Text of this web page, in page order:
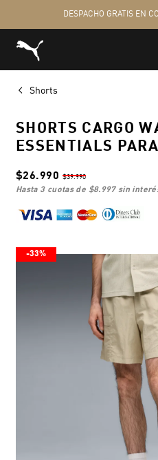
Shorts
SHORTS CARGO
ESSENTIALS
$26.990 $39.990
hasta 3 cuotas de $8.997sin
-33%